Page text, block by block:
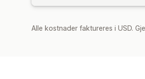
Alle kostnader faktureres i USD.